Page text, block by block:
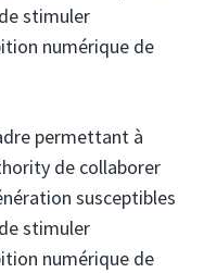
stimuler
numérique de
permettant à
de collaborer
susceptibles
stimuler
numérique de